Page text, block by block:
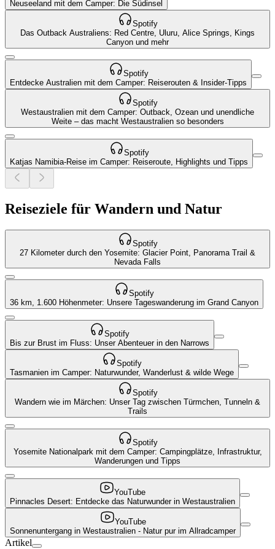
Neuseeland mit dem Camper: Die Südinsel
Spotify
Das Outback Australiens: Red Centre, Uluru, Alice Springs, Kings
Canyon und mehr
Spotify
Entdecke Australien mit dem Camper: Reiserouten & Insider-Tipps
Spotify
Westaustralien mit dem Camper: Outback, Ozean und unendliche
Weite – das macht Westaustralien so besonders
Spotify
Katjas Namibia-Reise im Camper: Reiseroute, Highlights und Tipps
Reiseziele für Wandern und Natur
Spotify
27 Kilometer durch den Yosemite: Glacier Point, Panorama Trail &
Nevada Falls
Spotify
36 km, 1.600 Höhenmeter: Unsere Tageswanderung im Grand Canyon
Spotify
Bis zur Brust im Fluss: Unser Abenteuer in den Narrows
Spotify
Tasmanien im Camper: Naturwunder, Wanderlust & wilde Wege
Spotify
Wandern wie im Märchen: Unser Tag zwischen Türmchen, Tunneln &
Trails
Spotify
Yosemite Nationalpark mit dem Camper: Campingplätze, Infrastruktur,
Wanderungen und Tipps
YouTube
Pinnacles Desert: Entdecke das Naturwunder in Westaustralien
YouTube
Sonnenuntergang in Westaustralien - Natur pur im Allradcamper
Artikel